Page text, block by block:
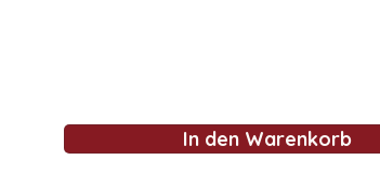
In den Warenkorb